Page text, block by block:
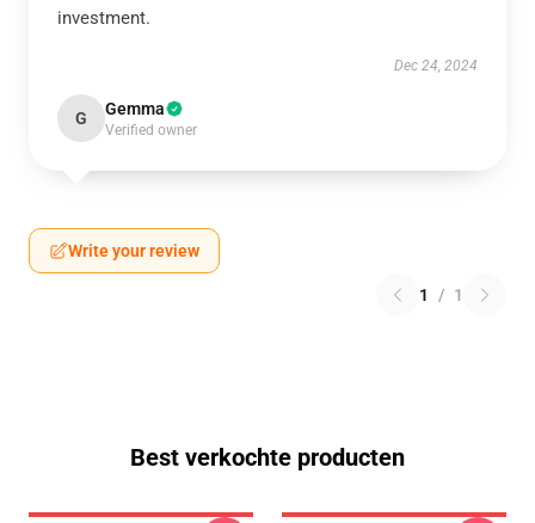
investment.
Dec 24, 2024
G Gemma
Verified owner
Write your review
1 / 1
Best verkochte producten